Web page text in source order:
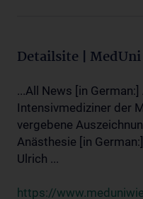
Detailsite |
...All News [in
Intensivmediziner der
vergebene
Anästhesie [in
Ulrich ...
https://